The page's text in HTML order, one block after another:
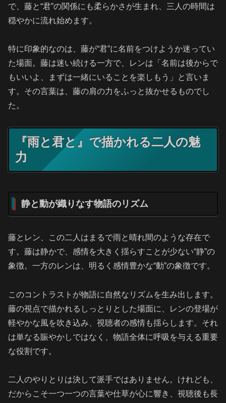
で、藤と“君”の関係にも柔らかさが生まれ、三人の時間は
穏やかに流れ始めます。
特に印象的なのは、藤が“君”に名前をつけようか迷ってい
た場面。藤は迷い続ける一方で、レンは「名前は後からで
もいいよ、まずは一緒にいることを楽しもう」と言いま
す。その言葉は、藤の肩の力をふっと抜かせるものでし
た。
『雨と君と』で描かれる二人の魅
力
静と動が織りなす物語のリズム
藤とレン、この二人はまるで雨と晴れ間のような存在で
す。藤は静かで、感情を大きく揺らすことが少ない“静”の
象徴。一方のレンは、明るく感情豊かな“動”の象徴です。
このコントラストが物語に自然なリズムを生み出します。
藤の視点で描かれるしっとりとした場面に、レンの登場が
軽やかな風を吹き込み、視聴者の感情も揺らします。それ
は単なる賑やかしではなく、物語全体に呼吸を与える重要
な役割です。
二人のやりとりは決して派手ではありません。けれども、
だからこそ一つ一つの言葉や仕草が心に響き、視聴後も長